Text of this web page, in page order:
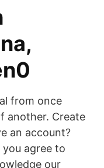
from once
another. Create
an account?
agree to
our